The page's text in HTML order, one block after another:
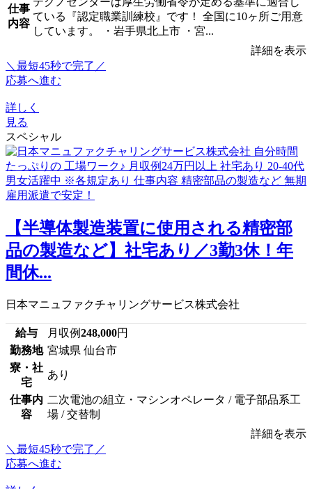
仕事
内容
ている『認定職業訓練校』です！ 全国に10ヶ所ご用意
しています。 ・岩手県北上市 ・宮...
詳細を表示
＼最短45秒で完了／
応募へ進む
詳しく
見る
スペシャル
【半導体製造装置に使用される精密部
品の製造など】社宅あり／3勤3休！年
間休...
日本マニュファクチャリングサービス株式会社
給与 月収例248,000円
勤務地 宮城県 仙台市
寮・社
宅
あり
仕事内
容
二次電池の組立・マシンオペレータ / 電子部品系工
場 / 交替制
詳細を表示
＼最短45秒で完了／
応募へ進む